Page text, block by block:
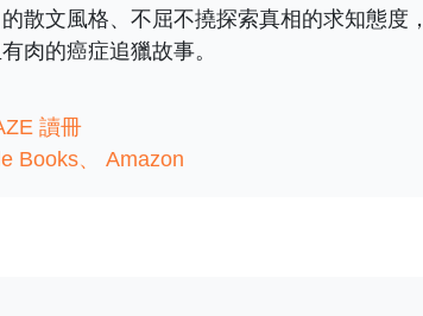
散文風格、不屈不撓探索真相的求知態度，
肉的癌症追獵故事。
讀冊
Books Amazon